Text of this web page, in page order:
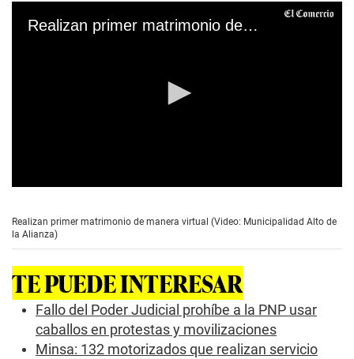
Realizan primer matrimonio de manera virtual (Video: Municipalidad Alto de la Alianza)
e
c
d
s
o
Realizan primer matrimonio de manera virtual (Video: Municipalidad Alto de
la Alianza)
TE PUEDE INTERESAR
Fallo del Poder Judicial prohíbe a la PNP usar
caballos en protestas y movilizaciones
Minsa: 132 motorizados que realizan servicio